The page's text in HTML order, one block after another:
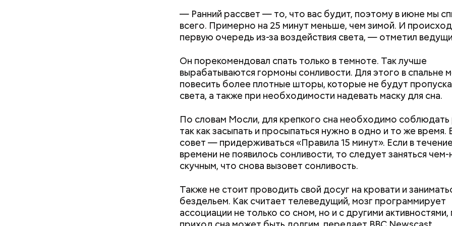
— Ранний рассвет — то, что вас будит, поэтому в июне мы
всего. Примерно на 25 минут меньше, чем зимой. И
первую очередь из-за воздействия света, — отметил
Он порекомендовал спать только в темноте. Так лучше
вырабатываются гормоны сонливости. Для этого в спальне
повесить более плотные шторы, которые не будут
света, а также при необходимости надевать маску для сна.
По словам Мосли, для крепкого сна необходимо
так как засыпать и просыпаться нужно в одно и то же
совет — придерживаться «Правила 15 минут». Если в
времени не появилось сонливости, то следует заняться
скучным, что снова вызовет сонливость.
Также не стоит проводить свой досуг на кровати и
бездельем. Как считает телеведущий, мозг программирует
ассоциации не только со сном, но и с другими
— Ситуацию в целом перенес ровно. Мы тогда и не
ситуацию. Что нас возьмет, самых крепких и сильных? Знали
Хиросиме и Нагасаки. С подобным сами не сталкивались, —
ликвидатор.
Святитель Николай дожил до глубокой старости и скончался в
середине IV века. По церковному преданию, мощи святого
сохранились нетленными и источали чудесное миро, от
исцелилось множество людей. В 1087 году мощи Николая
поныне.